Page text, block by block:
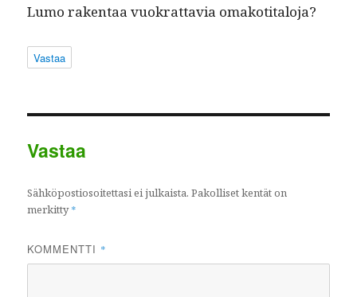
Lumo rak­en­taa vuokrat­tavia omakotitaloja?
Vastaa
Vastaa
Sähköpostiosoitettasi ei julkaista. Pakolliset kentät on
merkitty*
KOMMENTTI *